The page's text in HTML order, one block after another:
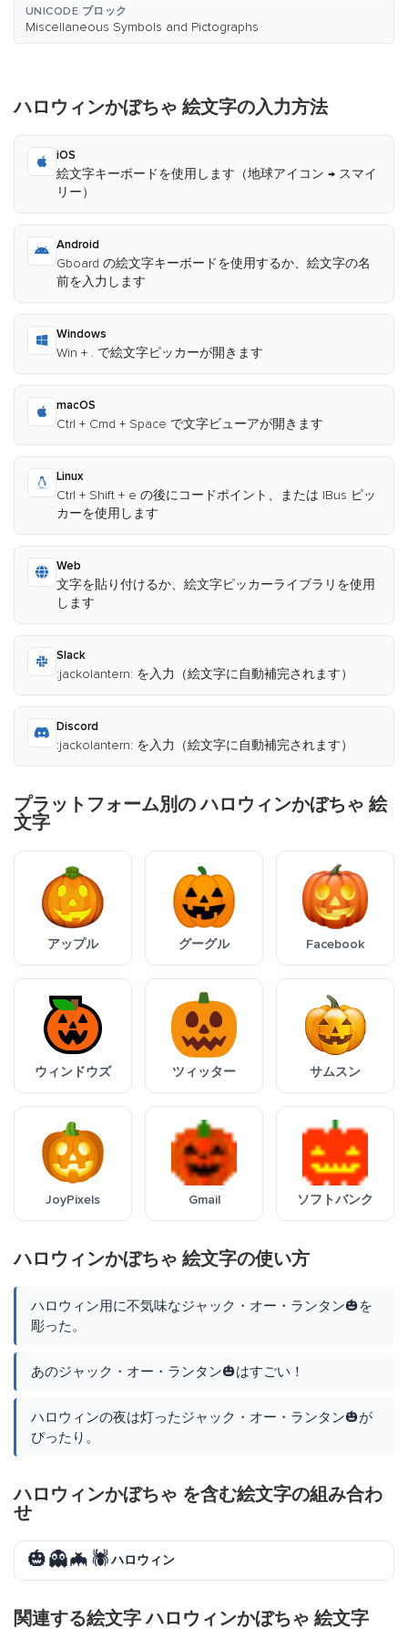
UNICODE ブロック
Miscellaneous Symbols and Pictographs
ハロウィンかぼちゃ 絵文字の入力方法
iOS
絵文字キーボードを使用します（地球アイコン → スマイ
リー）
Android
Gboard の絵文字キーボードを使用するか、絵文字の名
前を入力します
Windows
Win + . で絵文字ピッカーが開きます
macOS
Ctrl + Cmd + Space で文字ビューアが開きます
Linux
Ctrl + Shift + e の後にコードポイント、または IBus ピッ
カーを使用します
Web
文字を貼り付けるか、絵文字ピッカーライブラリを使用
します
Slack
:jackolantern: を入力（絵文字に自動補完されます）
Discord
:jackolantern: を入力（絵文字に自動補完されます）
プラットフォーム別の ハロウィンかぼちゃ 絵
文字
アップル グーグル Facebook
ウィンドウズ ツィッター サムスン
JoyPixels Gmail ソフトバンク
ハロウィンかぼちゃ 絵文字の使い方
ハロウィン用に不気味なジャック・オー・ランタン🎃を
彫った。
あのジャック・オー・ランタン🎃はすごい！
ハロウィンの夜は灯ったジャック・オー・ランタン🎃が
ぴったり。
ハロウィンかぼちゃ を含む絵文字の組み合わ
せ
🎃👻🦇🕷️ハロウィン
関連する絵文字 ハロウィンかぼちゃ 絵文字